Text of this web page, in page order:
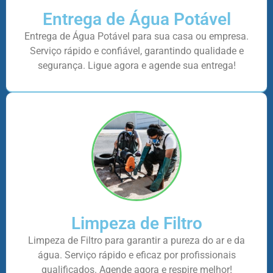
Entrega de Água Potável
Entrega de Água Potável para sua casa ou empresa.
Serviço rápido e confiável, garantindo qualidade e
segurança. Ligue agora e agende sua entrega!
Limpeza de Filtro
Limpeza de Filtro para garantir a pureza do ar e da
água. Serviço rápido e eficaz por profissionais
qualificados. Agende agora e respire melhor!